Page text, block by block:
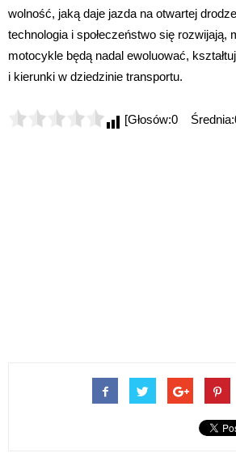
wolność, jaką daje jazda na otwartej
technologia i społeczeństwo się rozwijają,
motocykle będą nadal ewoluować,
i kierunki w dziedzinie transportu.
[Głosów:0